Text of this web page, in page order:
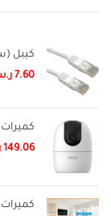
كيبل
7.60
كميرات
149.06